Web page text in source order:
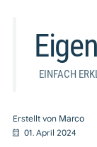
EINFACH
Erstellt von Marco
01. April 2024